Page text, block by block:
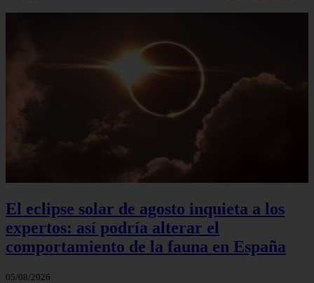
El eclipse solar de agosto inquieta a los
expertos: así podría alterar el
comportamiento de la fauna en España
05/08/2026